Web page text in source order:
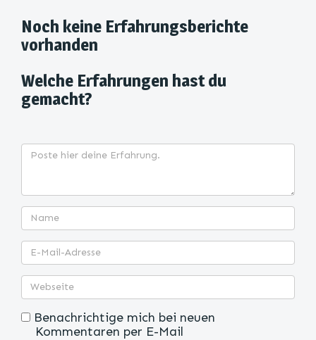
Noch keine Erfahrungsberichte
vorhanden
Welche Erfahrungen hast du
gemacht?
Benachrichtige mich bei neuen
Kommentaren per E-Mail